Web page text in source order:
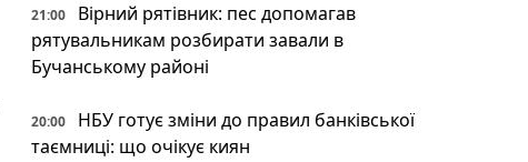
21:00
Вірний рятівник: пес допомагав
рятувальникам розбирати завали в
Бучанському районі
20:00
НБУ готує зміни до правил банківської
таємниці: що очікує киян